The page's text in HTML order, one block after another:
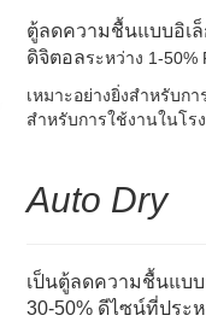
ตู้ลดความชื้นแบบอิเ
ดิจิตอลระหว่าง 1-50%
เหมาะอย่างยิ่งสำหรั
สำหรับการใช้งานในโร
Auto Dry
เป็นตู้ลดความชื้นแบ
30-50% ดีไซน์ที่ประ